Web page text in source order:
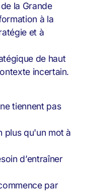
la Grande
à la
et à
de haut
incertain.
tiennent pas
plus qu'un mot à
d’entraîner
par